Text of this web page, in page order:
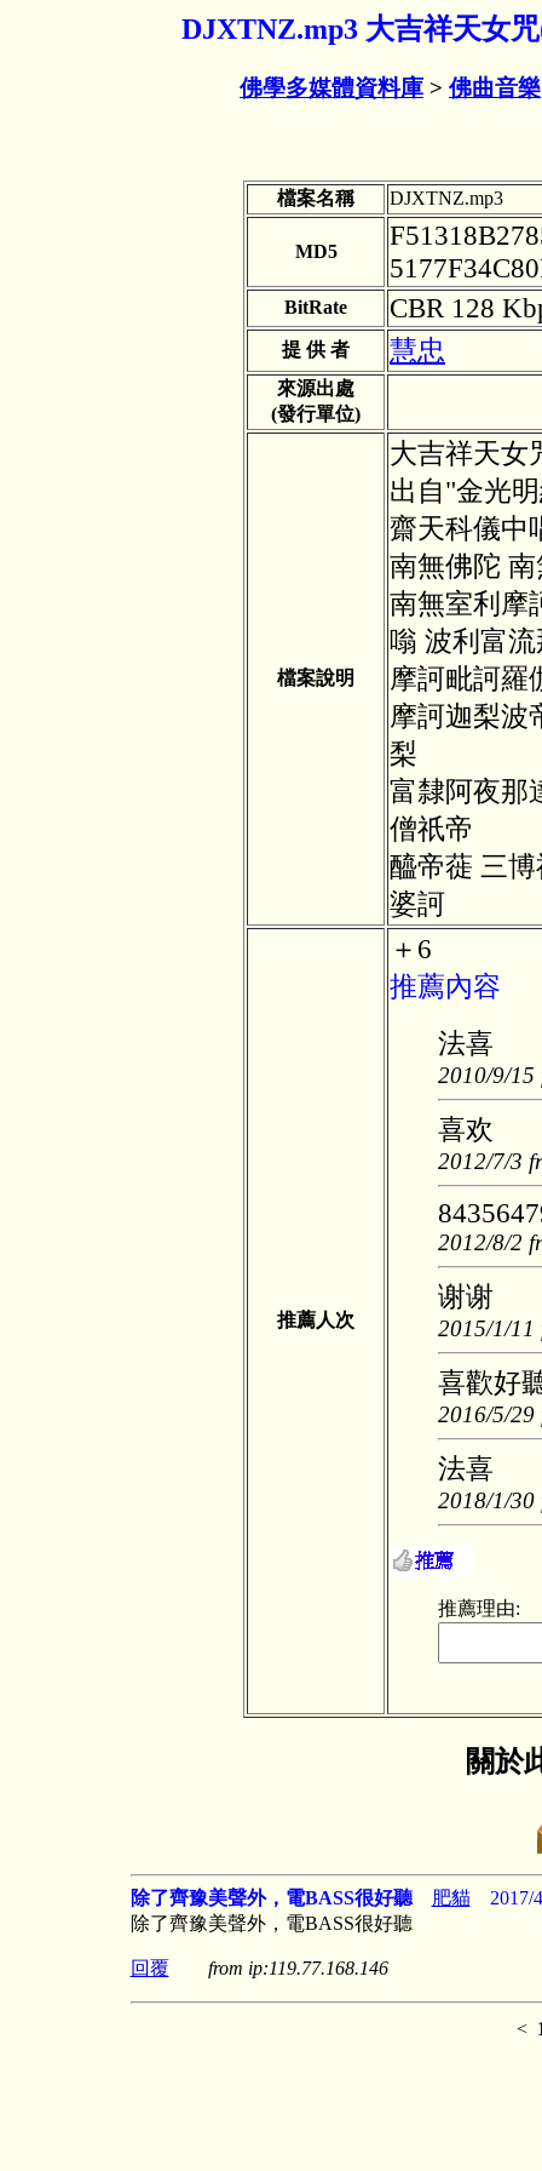
DJXTNZ.mp3 大吉祥天女
佛學多媒體資料庫 > 佛曲音樂
檔案名稱 DJXTNZ.mp3
MD5
BitRate CBR 128
提 供 者 慧忠
來源出處
(發行單位)
檔案說明
大吉祥天女
出自"金光
齋天科儀中
南無佛陀
南無室利摩
嗡 波利富
摩訶毗訶羅
摩訶迦梨波
梨
富隸阿夜那
僧祇帝
醯帝蓰 三
婆訶
推薦人次
＋6
推薦內容
法喜
2010/9/15
喜欢
2012/7/3
2012/8/2
谢谢
2015/1/11
喜歡好
2016/5/29
法喜
2018/1/30
推薦理由:
關於
除了齊豫美聲外，電BASS很好聽 肥貓2017/
除了齊豫美聲外，電BASS很好聽
回覆 from ip:119.77.168.146
<